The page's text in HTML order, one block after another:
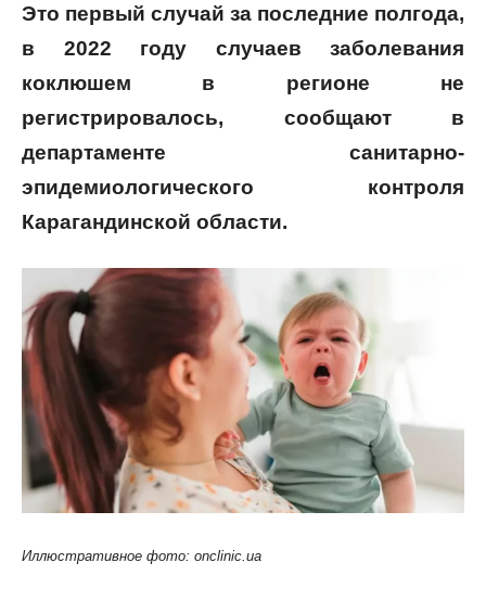
Это первый случай за последние полгода,
в 2022 году случаев заболевания
коклюшем в регионе не
регистрировалось, сообщают в
департаменте санитарно-
эпидемиологического контроля
Карагандинской области.
Иллюстративное фото: onclinic.ua